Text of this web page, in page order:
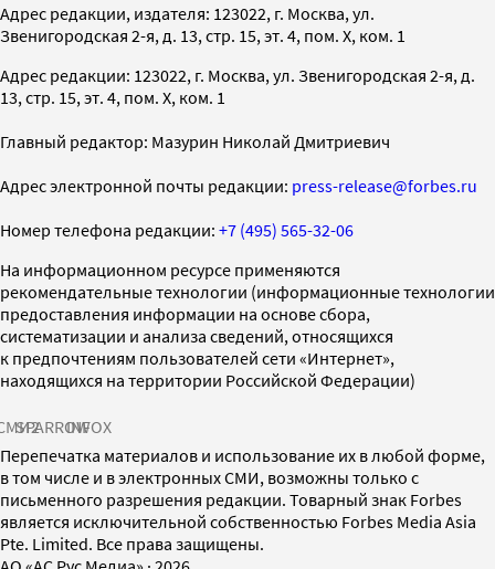
Адрес редакции, издателя: 123022, г. Москва, ул.
Звенигородская 2-я, д. 13, стр. 15, эт. 4, пом. X, ком. 1
Адрес редакции: 123022, г. Москва, ул. Звенигородская 2-я, д.
13, стр. 15, эт. 4, пом. X, ком. 1
Главный редактор: Мазурин Николай Дмитриевич
Адрес электронной почты редакции: press-release@forbes.ru
Номер телефона редакции: +7 (495) 565-32-06
На информационном ресурсе применяются
рекомендательные технологии (информационные технологии
предоставления информации на основе сбора,
систематизации и анализа сведений, относящихся
к предпочтениям пользователей сети «Интернет»,
находящихся на территории Российской Федерации)
SPARROWINFOX
Перепечатка материалов и использование их в любой форме,
в том числе и в электронных СМИ, возможны только с
письменного разрешения редакции. Товарный знак Forbes
является исключительной собственностью Forbes Media Asia
Pte. Limited. Все права защищены.